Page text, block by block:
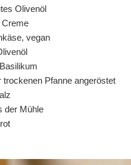
Olivenöl
Creme
vegan
Pfanne angeröstet
der Mühle